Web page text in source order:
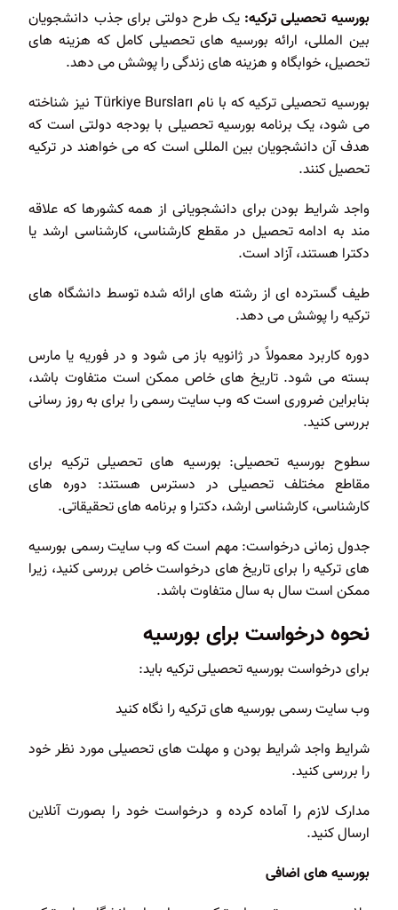
بورسیه تحصیلی ترکیه: یک طرح دولتی برای جذب دانشجویان
بین المللی، ارائه بورسیه های تحصیلی کامل که هزینه های
تحصیل، خوابگاه و هزینه های زندگی را پوشش می دهد.
بورسیه تحصیلی ترکیه که با نام Türkiye Bursları نیز شناخته
می شود، یک برنامه بورسیه تحصیلی با بودجه دولتی است که
هدف آن دانشجویان بین المللی است که می خواهند در ترکیه
تحصیل کنند.
واجد شرایط بودن برای دانشجویانی از همه کشورها که علاقه
مند به ادامه تحصیل در مقطع کارشناسی، کارشناسی ارشد یا
دکترا هستند، آزاد است.
طیف گسترده ای از رشته های ارائه شده توسط دانشگاه های
ترکیه را پوشش می دهد.
دوره کاربرد معمولاً در ژانویه باز می شود و در فوریه یا مارس
بسته می شود. تاریخ های خاص ممکن است متفاوت باشد،
بنابراین ضروری است که وب سایت رسمی را برای به روز رسانی
بررسی کنید.
سطوح بورسیه تحصیلی: بورسیه های تحصیلی ترکیه برای
مقاطع مختلف تحصیلی در دسترس هستند: دوره های
کارشناسی، کارشناسی ارشد، دکترا و برنامه های تحقیقاتی.
جدول زمانی درخواست: مهم است که وب سایت رسمی بورسیه
های ترکیه را برای تاریخ های درخواست خاص بررسی کنید، زیرا
ممکن است سال به سال متفاوت باشد.
نحوه درخواست برای بورسیه
برای درخواست بورسیه تحصیلی ترکیه باید:
وب سایت رسمی بورسیه های ترکیه را نگاه کنید
شرایط واجد شرایط بودن و مهلت های تحصیلی مورد نظر خود
را بررسی کنید.
مدارک لازم را آماده کرده و درخواست خود را بصورت آنلاین
ارسال کنید.
بورسیه های اضافی